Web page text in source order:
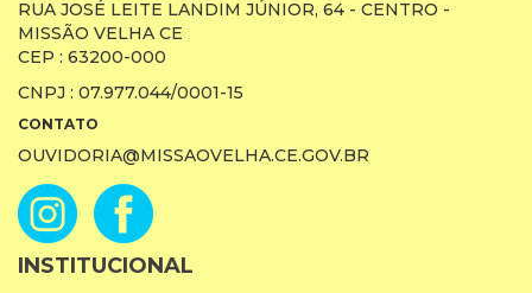
RUA JOSÉ LEITE LANDIM JÚNIOR, 64 - CENTRO -
MISSÃO VELHA CE
CEP : 63200-000
CNPJ : 07.977.044/0001-15
CONTATO
OUVIDORIA@MISSAOVELHA.CE.GOV.BR
INSTITUCIONAL